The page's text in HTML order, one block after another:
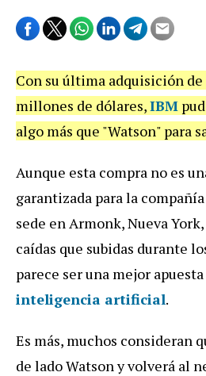
Con su última adquisición de
millones de dólares,IBM
algo más que "Watson" para
Aunque esta compra no es
garantizada para la
sede en Armonk, Nueva
caídas que subidas durante
parece ser una mejor
inteligencia artificial.
Es más, muchos consideran
de lado Watson y volverá al